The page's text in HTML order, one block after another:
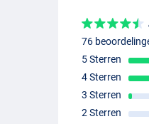
76
5 Sterren
4 Sterren
3 Sterren
2 Sterren